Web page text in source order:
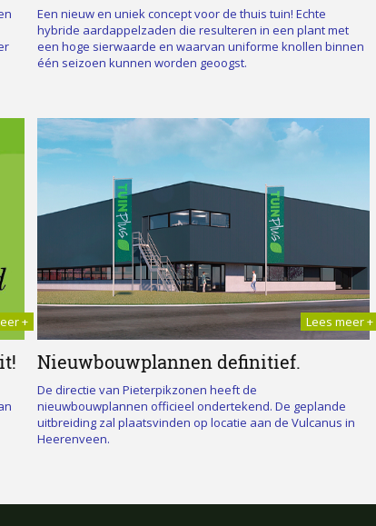
Een nieuw en uniek concept voor de thuis tuin! Echte
hybride aardappelzaden die resulteren in een plant met
een hoge sierwaarde en waarvan uniforme knollen binnen
één seizoen kunnen worden geoogst.
+
+ read more +
Lees meer +
Nieuwbouwplannen definitief.
De directie van Pieterpikzonen heeft de
nieuwbouwplannen officieel ondertekend. De geplande
uitbreiding zal plaatsvinden op locatie aan de Vulcanus in
Heerenveen.